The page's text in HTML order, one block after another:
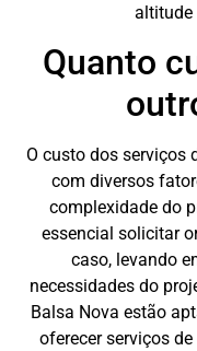
altitude
Quanto
O custo dos serviços
com diversos
complexidade do
essencial solicitar
caso, levando
necessidades do
Balsa Nova estão
oferecer serviços